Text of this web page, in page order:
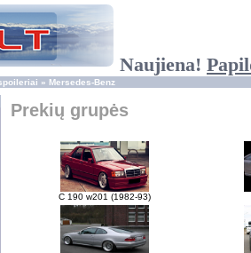
Naujiena!
» Mersedes-Benz
Prekių grupės
C 190 w201 (1982-93)